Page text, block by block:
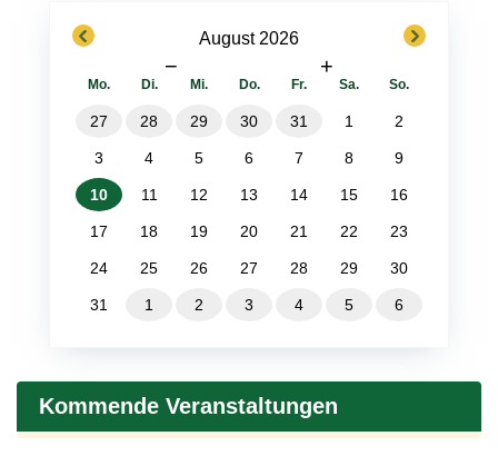
previous August 2026
− +
next
Mo. Di. Mi. Do. Fr. Sa. So.
27 28 29 30 31 1 2
3 4 5 6 7 8 9
10 11 12 13 14 15 16
17 18 19 20 21 22 23
24 25 26 27 28 29 30
31 1 2 3 4 5 6
Kommende Veranstaltungen